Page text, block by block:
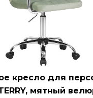
кресло для
мятный